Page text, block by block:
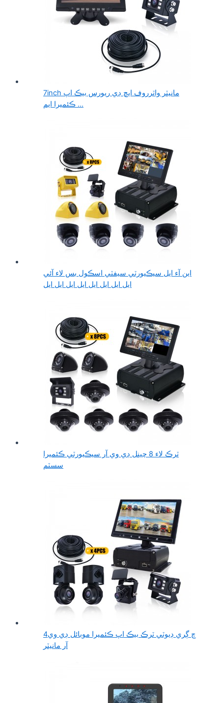
7inch مانيٽر واٽرروف ايڇ ڊي ريورس بيڪ اپ
ڪئميرا ايم ...
اين آء ايل سيڪيورٽي سيفٽي اسڪول بس لاء آئي
ايل ايل ايل ايل ايل ايل ايل ايل
ٽرڪ لاء 8 چينل ڊي وي آر سيڪيورٽي ڪئميرا
سسٽم
4چ ڳري ڊيوٽي ٽرڪ بيڪ اپ ڪئميرا موبائل ڊي وي
آر مانيٽر